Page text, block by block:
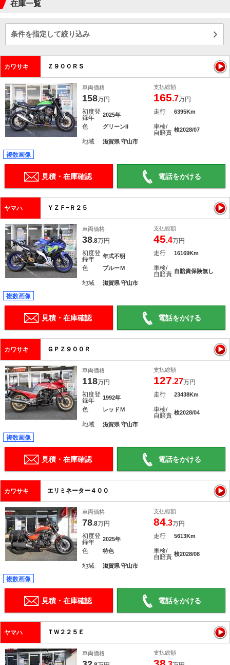
在庫一覧
条件を指定して絞り込み
カワサキ Ｚ９００ＲＳ
車両価格
158万円
支払総額
165.7万円
初度登
録年
2025年 走行 6395Km
色 グリーンII
車検/
自賠責 検2028/07
地域 滋賀県 守山市
複数画像
見積・在庫確認 電話をかける
ヤマハ ＹＺＦ−Ｒ２５
車両価格
38.8万円
支払総額
45.4万円
初度登
録年
年式不明 走行 16169Km
色 ブルーＭ
車検/
自賠責 自賠責保険無し
地域 滋賀県 守山市
複数画像
見積・在庫確認 電話をかける
カワサキ ＧＰＺ９００Ｒ
車両価格
118万円
支払総額
127.27万円
初度登
録年
1992年 走行 23438Km
色 レッドＭ
車検/
自賠責 検2028/04
地域 滋賀県 守山市
複数画像
見積・在庫確認 電話をかける
カワサキ エリミネーター４００
車両価格
78.8万円
支払総額
84.3万円
初度登
録年
2025年 走行 5613Km
色 特色
車検/
自賠責 検2028/08
地域 滋賀県 守山市
複数画像
見積・在庫確認 電話をかける
ヤマハ ＴＷ２２５Ｅ
車両価格 支払総額